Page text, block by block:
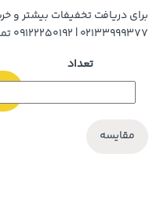
برای دریافت تخفیفات بیشتر و
۰۲۱۳۳۹۹۹۳۷۷ | ۰۹۱۲۲۲۵۰۱۹۲ تماس حاصل نمایید.
تعداد
مقایسه